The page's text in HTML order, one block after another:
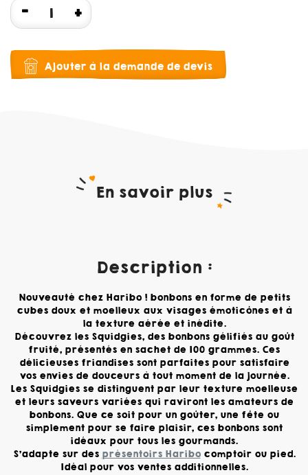
Ajouter à la demande de devis
En savoir plus
Description :
Nouveauté chez Haribo ! bonbons en forme de petits
cubes doux et moelleux aux visages émoticônes et à
la texture aérée et inédite.
Découvrez les Squidgies, des bonbons gélifiés au goût
fruité, présentés en sachet de 100 grammes. Ces
délicieuses friandises sont parfaites pour satisfaire
vos envies de douceurs à tout moment de la journée.
Les Squidgies se distinguent par leur texture moelleuse
et leurs saveurs variées qui raviront les amateurs de
bonbons. Que ce soit pour un goûter, une fête ou
simplement pour se faire plaisir, ces bonbons sont
idéaux pour tous les gourmands.
S'adapte sur des présentoirs Haribocomptoir ou pied.
Idéal pour vos ventes additionnelles.